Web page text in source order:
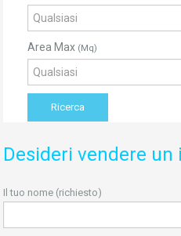
Area Max (Mq)
Desideri vendere un
Il tuo nome (richiesto)